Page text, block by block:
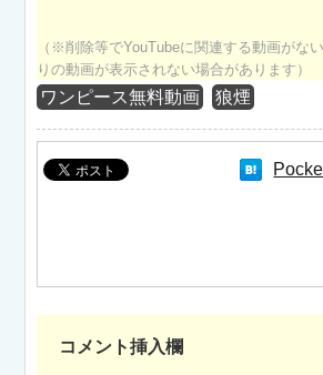
（※削除等でYouTubeに関連する動画がな
りの動画が表示されない場合があります）
ワンピース無料動画 狼煙
コメント挿入欄